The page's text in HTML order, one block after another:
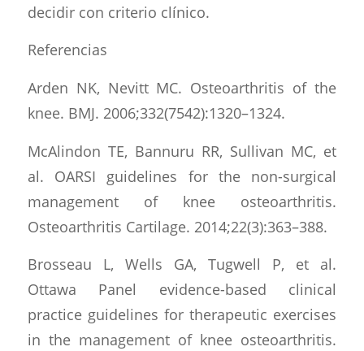
decidir con criterio clínico.
Referencias
Arden NK, Nevitt MC. Osteoarthritis of the
knee. BMJ. 2006;332(7542):1320–1324.
McAlindon TE, Bannuru RR, Sullivan MC, et
al. OARSI guidelines for the non-surgical
management of knee osteoarthritis.
Osteoarthritis Cartilage. 2014;22(3):363–388.
Brosseau L, Wells GA, Tugwell P, et al.
Ottawa Panel evidence-based clinical
practice guidelines for therapeutic exercises
in the management of knee osteoarthritis.